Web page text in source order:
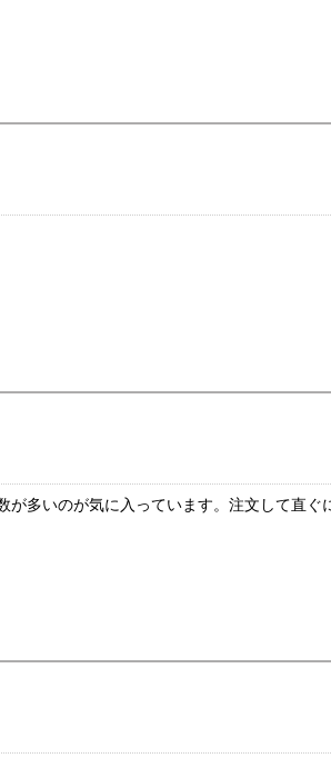
多いのが気に入っています。注文して直ぐ